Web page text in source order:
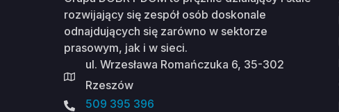
rozwijający się zespół osób doskonale
odnajdujących się zarówno w sektorze
prasowym, jak i w sieci.
ul. Wrzesława Romańczuka 6, 35-302
Rzeszów
509 395 396